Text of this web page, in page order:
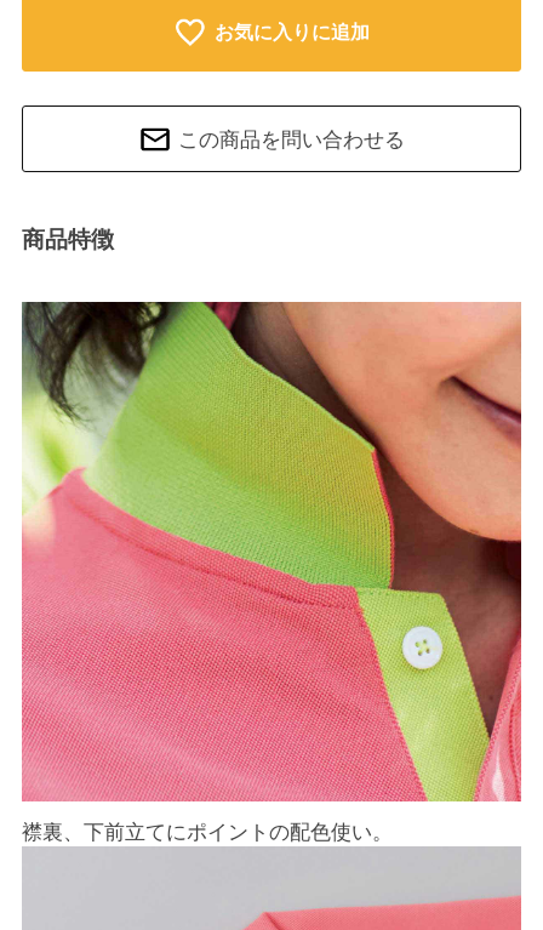
お気に入りに追加
この商品を問い合わせる
商品特徴
襟裏、下前立てにポイントの配色使い。